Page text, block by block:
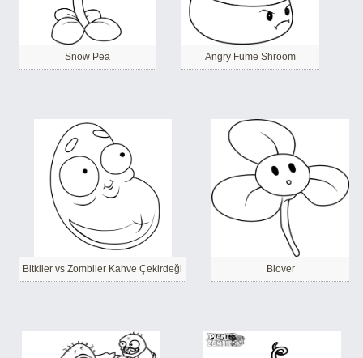
Snow Pea Angry Fume Shroom
Bitkiler vs Zombiler Kahve Çekirdeği Blover